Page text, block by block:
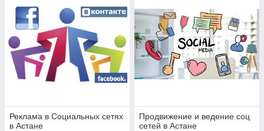
Реклама в Социальных сетях
в Астане
Продвижение и ведение соц
сетей в Астане